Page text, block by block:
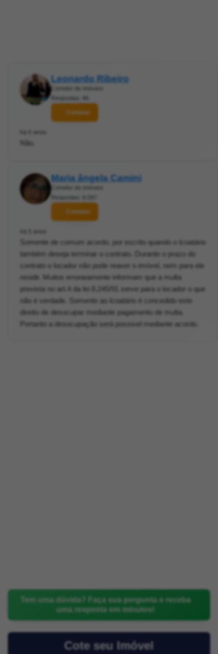
Leonardo Ribeiro
Corretor de imóveis
Respostas: 96
Contatar
há 6 anos
Não.
Maria ângela Camini
Corretor de imóveis
Respostas: 8.097
Contatar
há 5 anos
Somente de comum acordo, por escrito quando o lcoatário
também deseja terminar o contrato. Durante o prazo do
contrato o locador não pode reaver o imóvel, nem para ele
residir. Muitos erroneamente informam que a multa
prevista no art.4 da lei 8.245/91 serve para o locador o que
não é verdade. Somente ao lcoatário é concedido este
direito de desocupar mediante pagamento de multa.
Portanto a desocupação será possivel mediante acordo.
Tem uma dúvida? Faça sua pergunta e receba
uma resposta em minutos!
Cote seu Imóvel